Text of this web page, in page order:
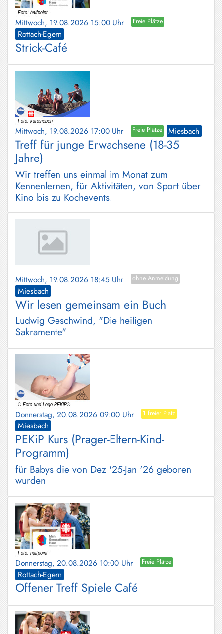
Mittwoch, 19.08.2026 15:00 Uhr Freie Plätze
Rottach-Egern
Strick-Café
Mittwoch, 19.08.2026 17:00 Uhr Freie Plätze Miesbach
Treff für junge Erwachsene (18-35
Jahre)
Wir treffen uns einmal im Monat zum
Kennenlernen, für Aktivitäten, von Sport über
Kino bis zu Kochevents.
Mittwoch, 19.08.2026 18:45 Uhr ohne Anmeldung
Miesbach
Wir lesen gemeinsam ein Buch
Ludwig Geschwind, "Die heiligen
Sakramente"
Donnerstag, 20.08.2026 09:00 Uhr 1 freier Platz
Miesbach
PEKiP Kurs (Prager-Eltern-Kind-
Programm)
für Babys die von Dez '25-Jan '26 geboren
wurden
Donnerstag, 20.08.2026 10:00 Uhr Freie Plätze
Rottach-Egern
Offener Treff Spiele Café